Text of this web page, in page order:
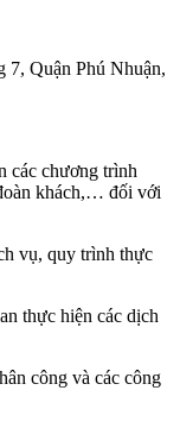
7, Quận Phú Nhuận,
các chương trình
khách,… đối với
vụ, quy trình thực
thực hiện các dịch
công và các công